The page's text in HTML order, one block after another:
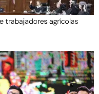
trabajadores agrícolas